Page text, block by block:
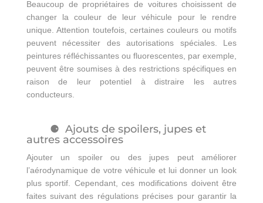
Beaucoup de propriétaires de voitures choisissent de
changer la couleur de leur véhicule pour le rendre
unique. Attention toutefois, certaines couleurs ou motifs
peuvent nécessiter des autorisations spéciales. Les
peintures réfléchissantes ou fluorescentes, par exemple,
peuvent être soumises à des restrictions spécifiques en
raison de leur potentiel à distraire les autres
conducteurs.
Ajouts de spoilers, jupes et
autres accessoires
Ajouter un spoiler ou des jupes peut améliorer
l’aérodynamique de votre véhicule et lui donner un look
plus sportif. Cependant, ces modifications doivent être
faites suivant des régulations précises pour garantir la